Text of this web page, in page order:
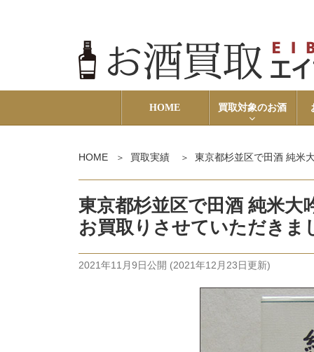
HOME 買取対象のお酒
HOME 買取実績 東京都杉並区で田酒 純米
東京都杉並区で田酒 純米大
お買取りさせていただきま
2021年11月9日公開 (2021年12月23日更新)